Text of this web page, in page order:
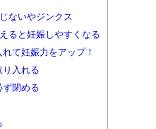
ないやジンクス
ると妊娠しやすくなる
て妊娠力をアップ！
入れる
閉める